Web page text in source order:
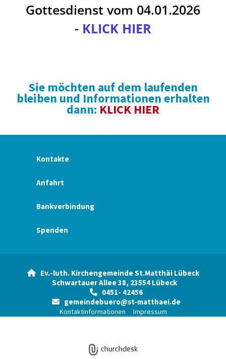
Gottesdienst vom 04.01.2026
- KLICK HIER
Sie möchten auf dem laufenden
bleiben und Informationen erhalten
dann: KLICK HIER
Kontakte
Anfahrt
Bankverbindung
Spenden
Ev.-luth. Kirchengemeinde St.Matthäi Lübeck
Schwartauer Allee 38, 23554 Lübeck
0451- 42456
gemeindebuero@st-matthaei.de
Kontaktinformationen Impressum